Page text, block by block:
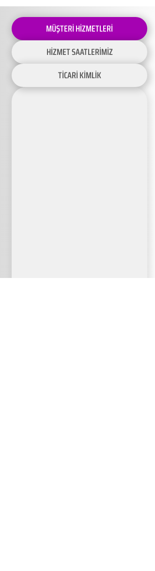
MÜŞTERİ HİZMETLERİ
HİZMET SAATLERİMİZ
TİCARİ KİMLİK